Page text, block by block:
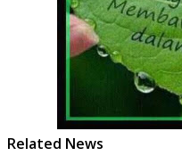
Related News